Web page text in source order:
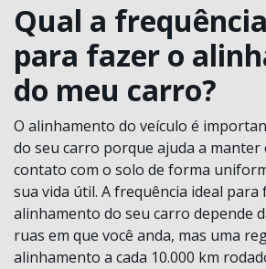
Qual a
para fazer o
do meu carro?
O alinhamento do veículo é
do seu carro porque ajuda a manter
contato com o solo de forma
sua vida útil. A frequência ideal para
alinhamento do seu carro depende
ruas em que você anda, mas uma
alinhamento a cada 10.000 km